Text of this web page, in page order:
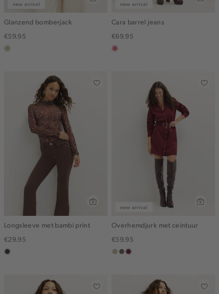
new arrival
Glanzend bomberjack
€59.95
lichtzand
new arrival
Cara barrel jeans
€69.95
rose,
Longsleeve met bambi print
€29.95
choco
new arrival
Overhemdjurk met ceintuur
€59.95
lichtzand
middenbruin
bordeaux